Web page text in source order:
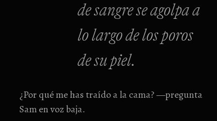
de sangre se agolpa a
lo largo de los poros
de su piel.
¿Por qué me has traído a la cama? —pregunta
Sam en voz baja.